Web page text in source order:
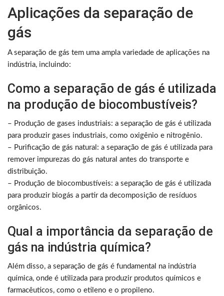
Aplicações da separação de
gás
A separação de gás tem uma ampla variedade de aplicações na
indústria, incluindo:
Como a separação de gás é utilizada
na produção de biocombustíveis?
– Produção de gases industriais: a separação de gás é utilizada
para produzir gases industriais, como oxigênio e nitrogênio.
– Purificação de gás natural: a separação de gás é utilizada para
remover impurezas do gás natural antes do transporte e
distribuição.
– Produção de biocombustíveis: a separação de gás é utilizada
para produzir biogás a partir da decomposição de resíduos
orgânicos.
Qual a importância da separação de
gás na indústria química?
Além disso, a separação de gás é fundamental na indústria
química, onde é utilizada para produzir produtos químicos e
farmacêuticos, como o etileno e o propileno.